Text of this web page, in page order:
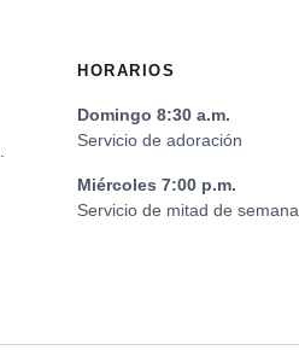
HORARIOS
Domingo 8:30 a.m.
Servicio de adoración
Miércoles 7:00 p.m.
Servicio de mitad de semana